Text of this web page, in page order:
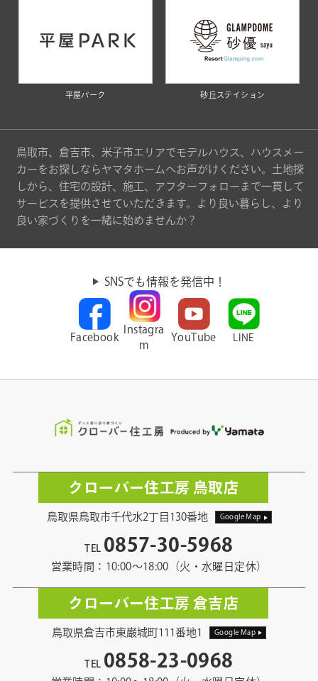
平屋パーク 砂丘ステイション
鳥取市、倉吉市、米子市エリアでモデルハウス、ハウスメー
カーをお探しならヤマタホームへお声がけください。土地探
しから、住宅の設計、施工、アフターフォローまで一貫して
サービスを提供させていただきます。より良い暮らし、より
良い家づくりを一緒に始めませんか？
SNSでも情報を発信中！
Facebook
Instagra
m
YouTube LINE
クローバー住工房 鳥取店
鳥取県鳥取市千代水2丁目130番地 Google Map
TEL 0857-30-5968
営業時間：10:00〜18:00（火・水曜日定休）
クローバー住工房 倉吉店
鳥取県倉吉市東巌城町111番地1 Google Map
TEL 0858-23-0968